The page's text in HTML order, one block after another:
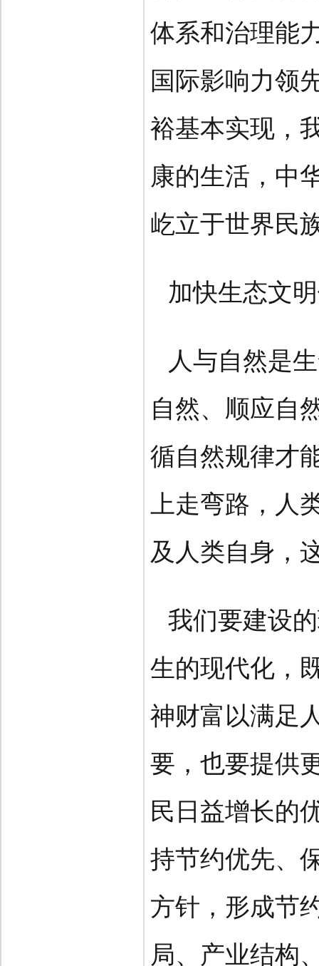
体系和治理能
国际影响力领
裕基本实现，
康的生活，中
屹立于世界民
加快生态文
人与自然是
自然、顺应自
循自然规律才
上走弯路，人
及人类自身，
我们要建设
生的现代化，
神财富以满足
要，也要提供
民日益增长的
持节约优先、
方针，形成节
局、产业结构